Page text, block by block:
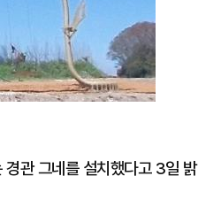
경관 그네를 설치했다고 3일 밝